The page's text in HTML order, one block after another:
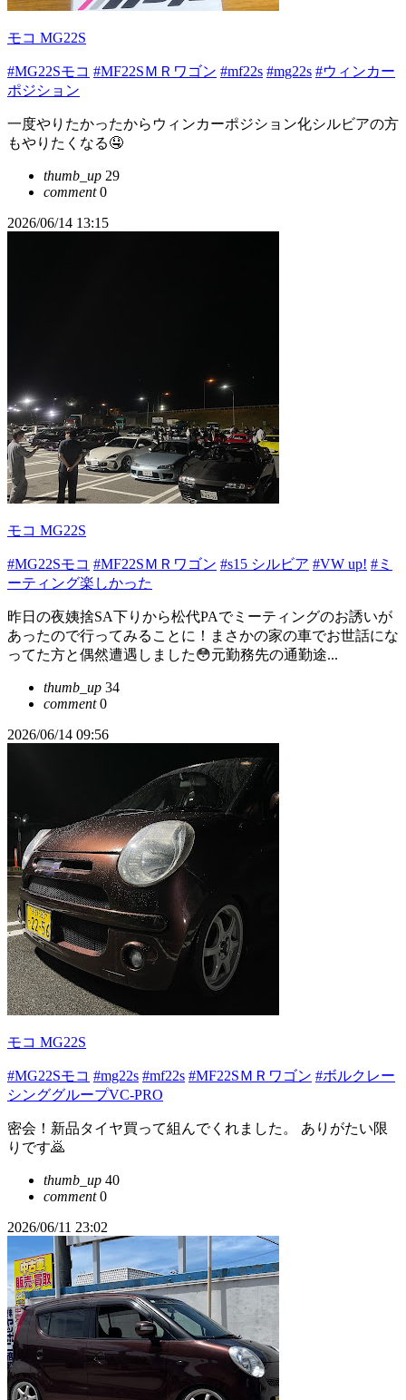
モコ MG22S
#MG22Sモコ #MF22SＭＲワゴン #mf22s #mg22s #ウィンカー
ポジション
一度やりたかったからウィンカーポジション化シルビアの方
もやりたくなる🤤
thumb_up 29
comment0
2026/06/14 13:15
モコ MG22S
#MG22Sモコ #MF22SＭＲワゴン #s15 シルビア #VW up! #ミ
ーティング楽しかった
昨日の夜姨捨SA下りから松代PAでミーティングのお誘いが
あったので行ってみることに！まさかの家の車でお世話にな
ってた方と偶然遭遇しました😳元勤務先の通勤途...
thumb_up 34
comment0
2026/06/14 09:56
モコ MG22S
#MG22Sモコ #mg22s #mf22s #MF22SＭＲワゴン #ボルクレー
シンググループVC-PRO
密会！新品タイヤ買って組んでくれました。 ありがたい限
りです🙇
thumb_up 40
comment0
2026/06/11 23:02